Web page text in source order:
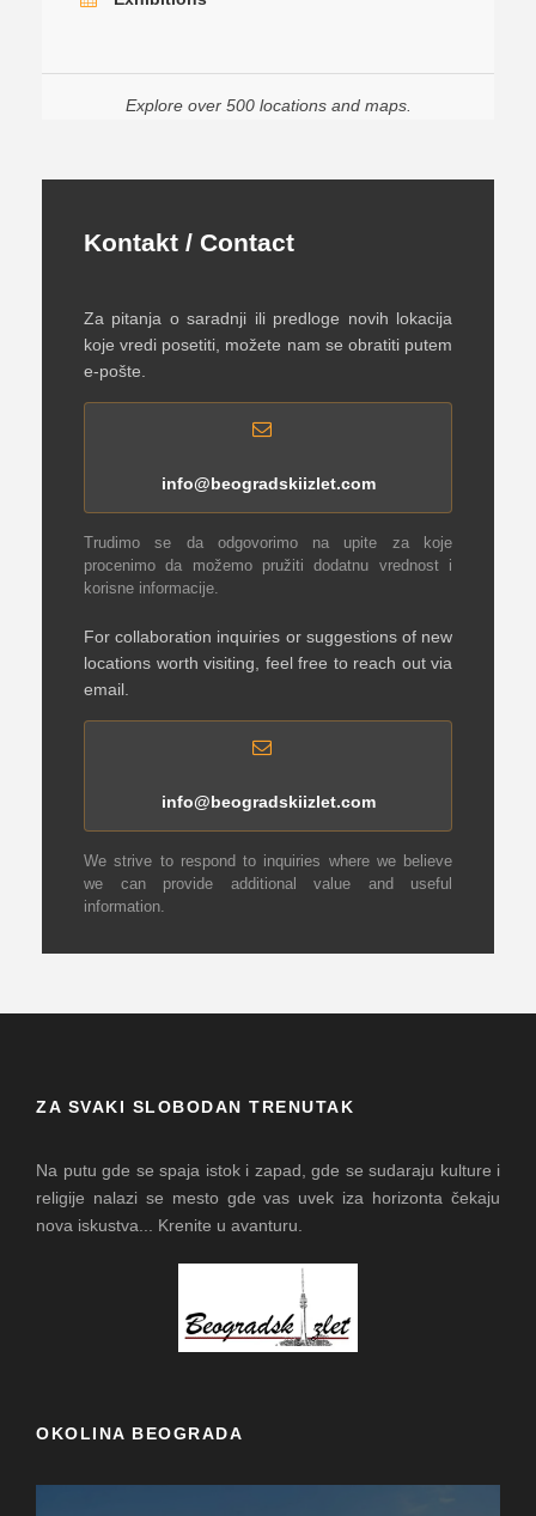
Explore over 500 locations and maps.
Kontakt / Contact
Za pitanja o saradnji ili predloge novih lokacija
koje vredi posetiti, možete nam se obratiti putem
e-pošte.
info@beogradskiizlet.com
Trudimo se da odgovorimo na upite za koje
procenimo da možemo pružiti dodatnu vrednost i
korisne informacije.
For collaboration inquiries or suggestions of new
locations worth visiting, feel free to reach out via
email.
info@beogradskiizlet.com
We strive to respond to inquiries where we believe
we can provide additional value and useful
information.
ZA SVAKI SLOBODAN TRENUTAK
Na putu gde se spaja istok i zapad, gde se sudaraju kulture i
religije nalazi se mesto gde vas uvek iza horizonta čekaju
nova iskustva... Krenite u avanturu.
OKOLINA BEOGRADA